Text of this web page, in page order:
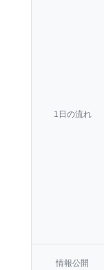
1日の流れ
情報公開